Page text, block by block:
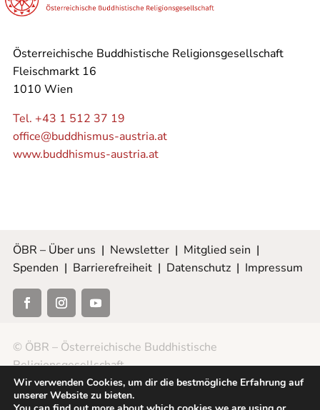
Österreichische Buddhistische Religionsgesellschaft
Fleischmarkt 16
1010 Wien
Tel. +43 1 512 37 19
office@buddhismus-austria.at
www.buddhismus-austria.at
ÖBR – Über uns | Newsletter| Mitglied sein |
Spenden | Barrierefreiheit| Datenschutz| Impressum
© ÖBR – Österreichische Buddhistische
Religionsgesellschaft
Wir verwenden Cookies, um dir die bestmögliche Erfahrung auf
unserer Website zu bieten.